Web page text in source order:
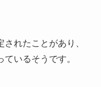
れたことがあり、
いるそうです。